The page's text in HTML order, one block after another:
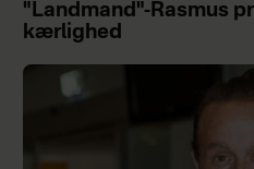
"Landmand"-Rasmus
kærlighed